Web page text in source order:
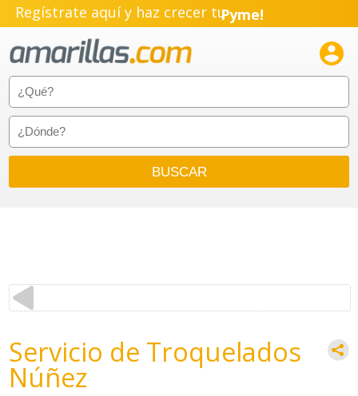
Regístrate aquí y haz crecer tuPyme!
Emprendimiento!

Servicio de Troquelados
Núñez